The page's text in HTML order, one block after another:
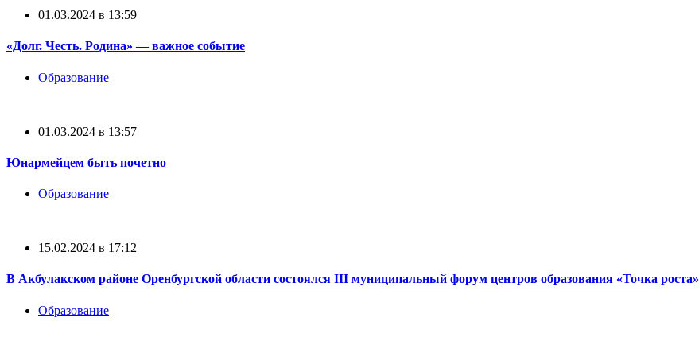
01.03.2024 в 13:59
«Долг. Честь. Родина» — важное событие
Образование
01.03.2024 в 13:57
Юнармейцем быть почетно
Образование
15.02.2024 в 17:12
В Акбулакском районе Оренбургской области состоялся III муниципальный форум центров образования «Точка роста»
Образование